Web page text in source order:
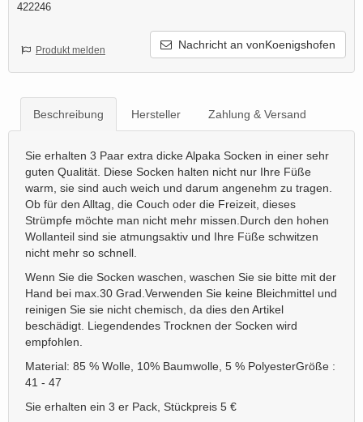
422246
Nachricht an vonKoenigshofen
Produkt melden
Beschreibung Hersteller Zahlung & Versand
Sie erhalten 3 Paar extra dicke Alpaka Socken in einer sehr
guten Qualität. Diese Socken halten nicht nur Ihre Füße
warm, sie sind auch weich und darum angenehm zu tragen.
Ob für den Alltag, die Couch oder die Freizeit, dieses
Strümpfe möchte man nicht mehr missen.Durch den hohen
Wollanteil sind sie atmungsaktiv und Ihre Füße schwitzen
nicht mehr so schnell.
Wenn Sie die Socken waschen, waschen Sie sie bitte mit der
Hand bei max.30 Grad.Verwenden Sie keine Bleichmittel und
reinigen Sie sie nicht chemisch, da dies den Artikel
beschädigt. Liegendendes Trocknen der Socken wird
empfohlen.
Material: 85 % Wolle, 10% Baumwolle, 5 % PolyesterGröße :
41 - 47
Sie erhalten ein 3 er Pack, Stückpreis 5 €